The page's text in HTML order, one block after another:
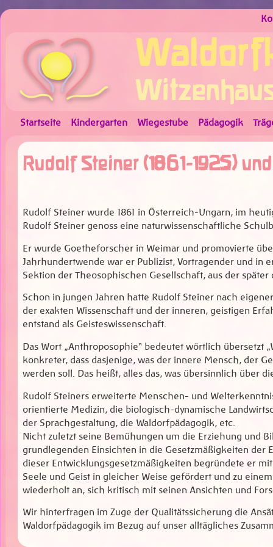
Startseite Kindergarten Wiegestube Pädagogik
Rudolf Steiner (1861-1925)
Rudolf Steiner wurde 1861 in Österreich-Ungarn, im
Rudolf Steiner genoss eine naturwissenschaftliche
Er wurde Goetheforscher in Weimar und promovierte
Jahrhundertwende war er Publizist, Vortragender und in
Sektion der Theosophischen Gesellschaft, aus der
Schon in jungen Jahren hatte Rudolf Steiner nach
der exakten Wissenschaft und der inneren, geistigen
entstand als Geisteswissenschaft.
Das Wort „Anthroposophie“ bedeutet wörtlich übersetzt
konkreter, dass dasjenige, was der innere Mensch, der
werden soll. Das heißt, alles das, was übersinnlich über
Rudolf Steiners erweiterte Menschen- und
orientierte Medizin, die biologisch-dynamische
der Sprachgestaltung, die Waldorfpädagogik, etc.
Nicht zuletzt seine Bemühungen um die Erziehung und
grundlegenden Einsichten in die Gesetzmäßigkeiten der
dieser Entwicklungsgesetzmäßigkeiten begründete er
Seele und Geist in gleicher Weise gefördert und zu
wiederholt an, sich kritisch mit seinen Ansichten und
Wir hinterfragen im Zuge der Qualitätssicherung die
Waldorfpädagogik im Bezug auf unser alltägliches